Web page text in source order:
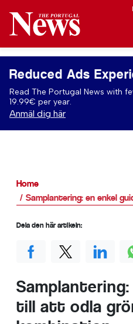
Reduced Ads
Read The Portugal News with
19.99€ per year.
Anmäl dig här
Home
Samplantering: en enkel
till att odla
Dela den här artikeln: